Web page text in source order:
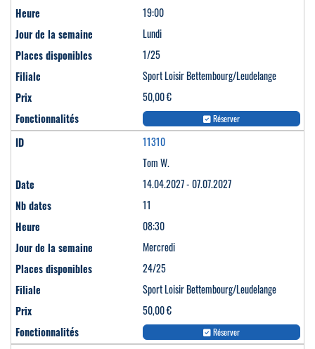
19:00
Lundi
1/25
Sport Loisir Bettembourg/Leudelange
50,00 €
Réserver
11310
Tom W.
14.04.2027 - 07.07.2027
11
08:30
Mercredi
24/25
Sport Loisir Bettembourg/Leudelange
50,00 €
Réserver